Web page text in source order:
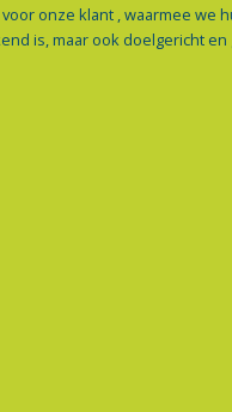
onze klant , waarmee
is, maar ook doelgericht